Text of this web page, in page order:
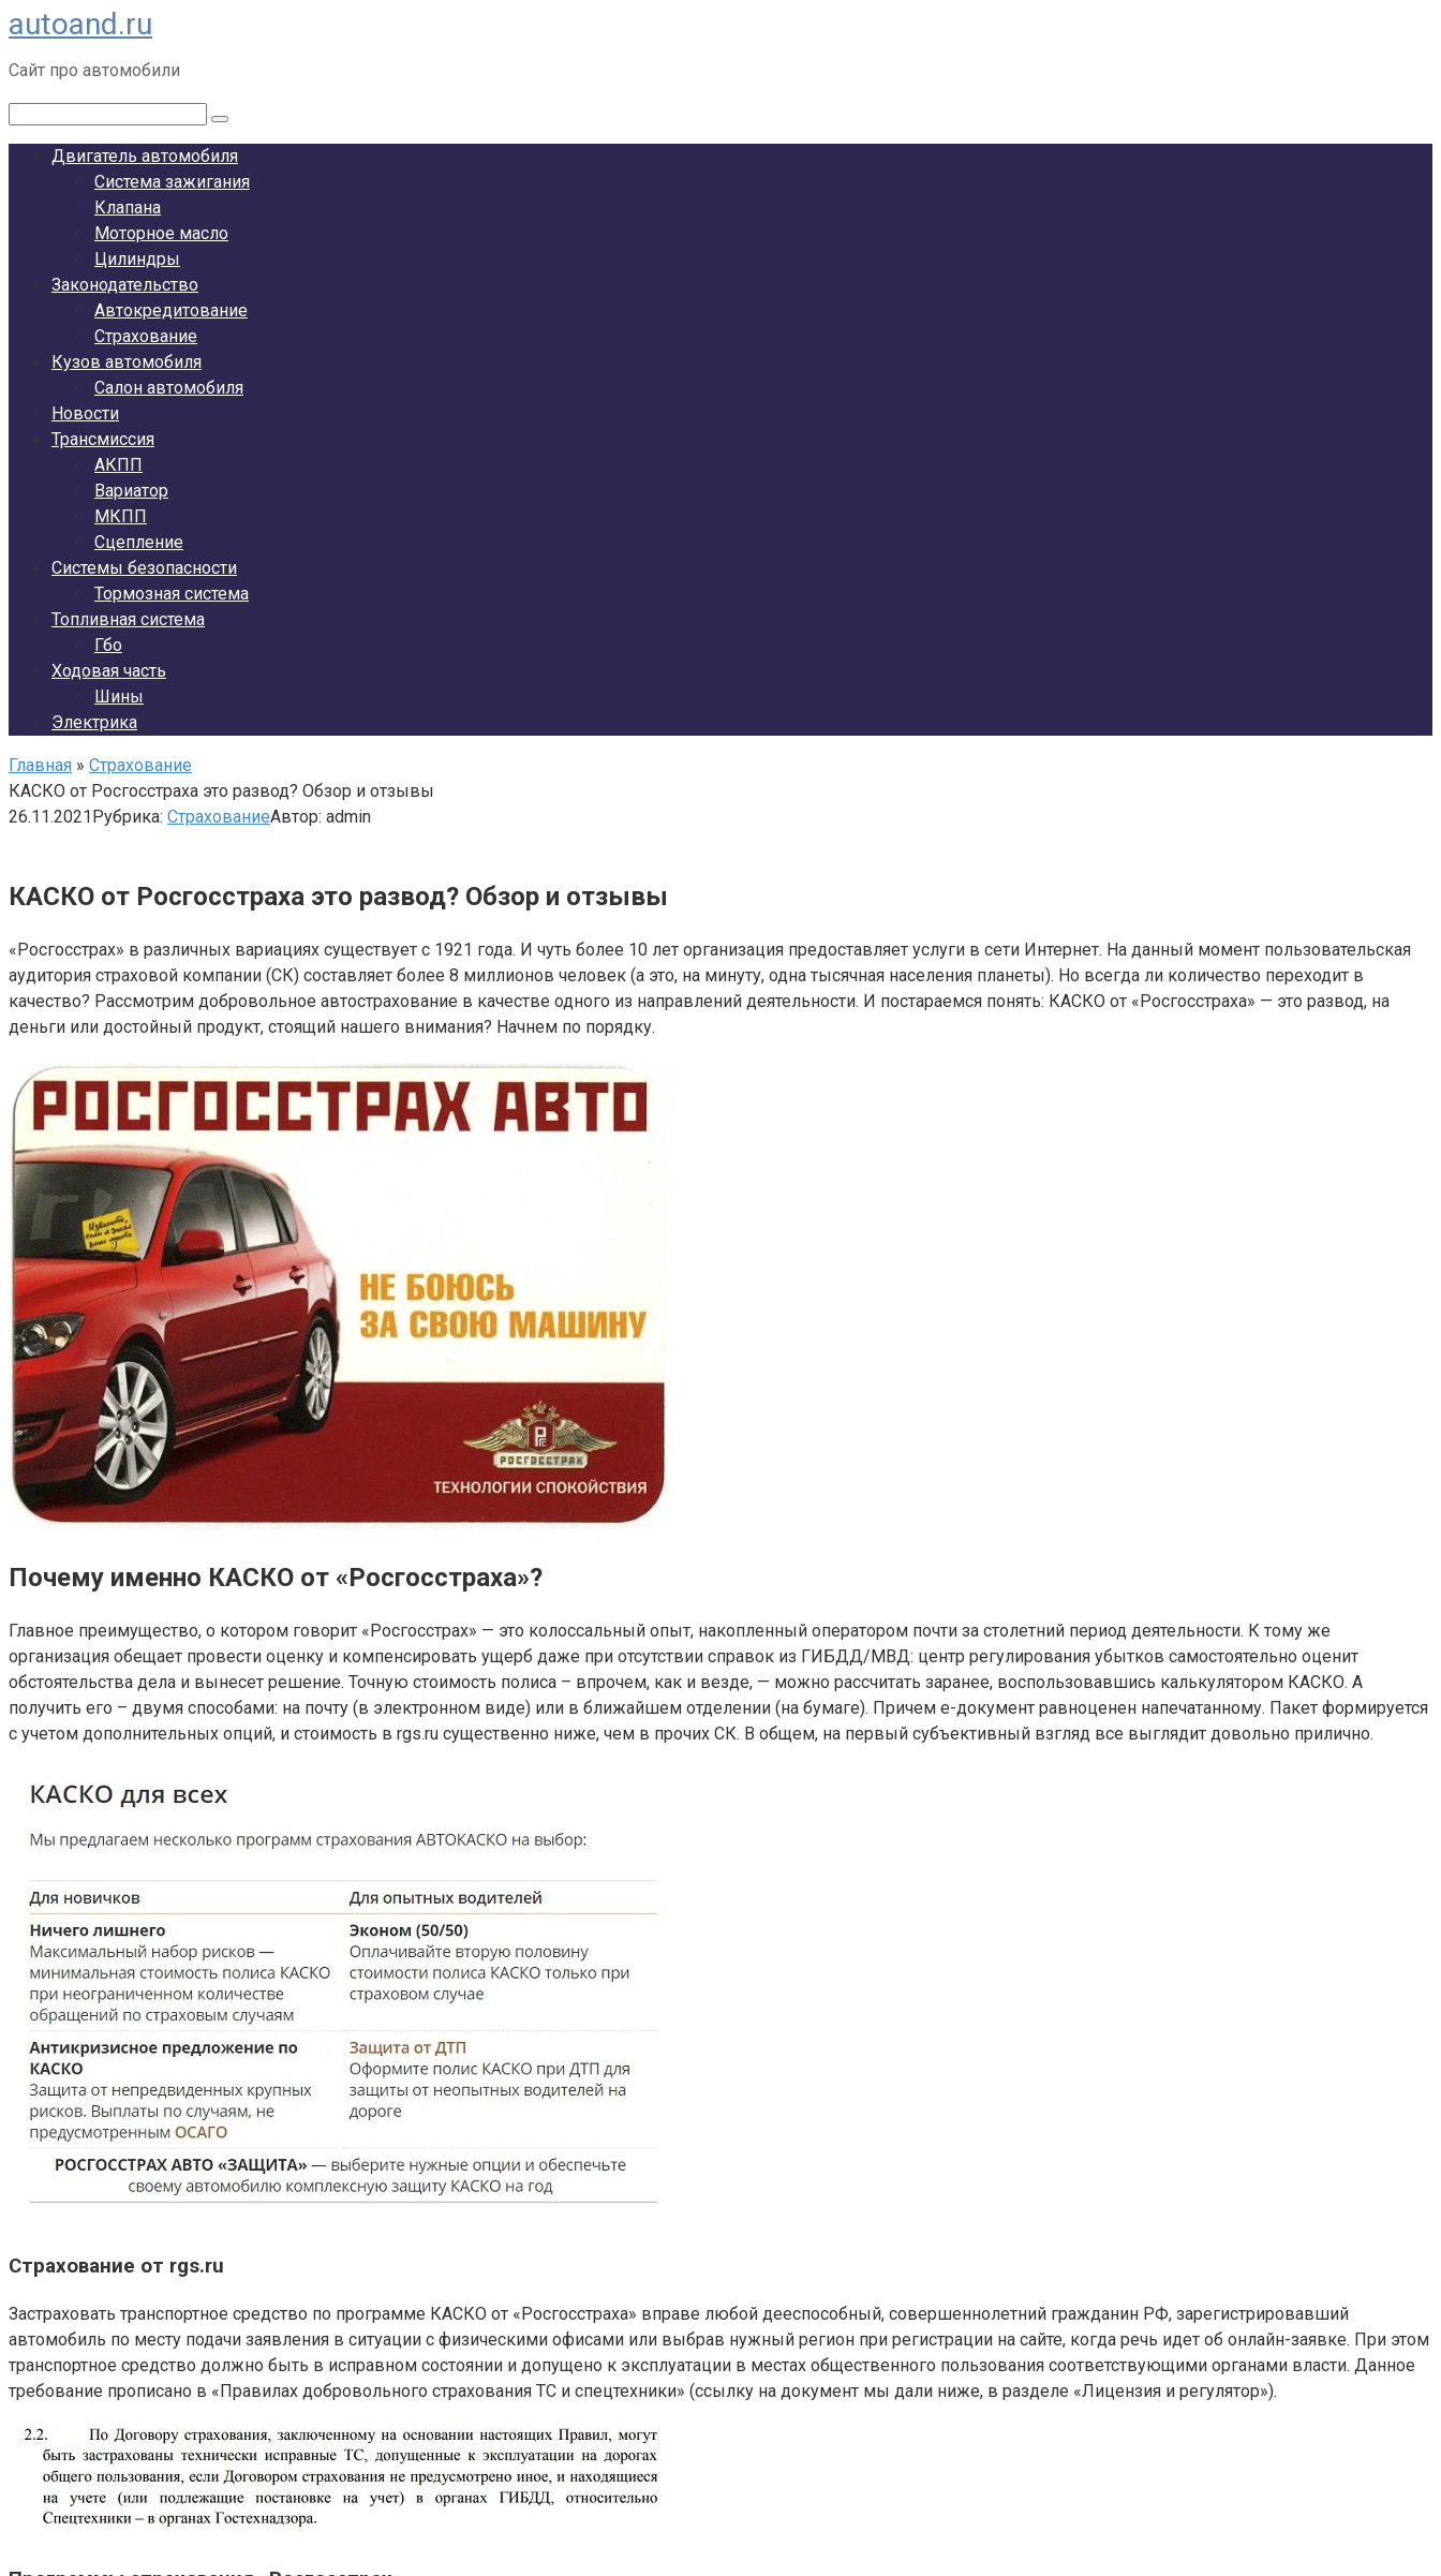
Перейти
к
контенту
autoand.ru
Сайт про автомобили
Двигатель автомобиля
Система зажигания
Клапана
Моторное масло
Цилиндры
Законодательство
Автокредитование
Страхование
Кузов автомобиля
Салон автомобиля
Новости
Трансмиссия
АКПП
Вариатор
МКПП
Сцепление
Системы безопасности
Тормозная система
Топливная система
Гбо
Ходовая часть
Шины
Электрика
Главная » Страхование
КАСКО от Росгосстраха это развод? Обзор и отзывы
26.11.2021Рубрика: СтрахованиеАвтор: admin
КАСКО от Росгосстраха это развод? Обзор и отзывы
«Росгосстрах» в различных вариациях существует с 1921 года. И чуть более 10 лет организация предоставляет услуги в сети Интернет. На данный момент пользовательская
аудитория страховой компании (СК) составляет более 8 миллионов человек (а это, на минуту, одна тысячная населения планеты). Но всегда ли количество переходит в
качество? Рассмотрим добровольное автострахование в качестве одного из направлений деятельности. И постараемся понять: КАСКО от «Росгосстраха» — это развод, на
деньги или достойный продукт, стоящий нашего внимания? Начнем по порядку.
Почему именно КАСКО от «Росгосстраха»?
Главное преимущество, о котором говорит «Росгосстрах» — это колоссальный опыт, накопленный оператором почти за столетний период деятельности. К тому же
организация обещает провести оценку и компенсировать ущерб даже при отсутствии справок из ГИБДД/МВД: центр регулирования убытков самостоятельно оценит
обстоятельства дела и вынесет решение. Точную стоимость полиса – впрочем, как и везде, — можно рассчитать заранее, воспользовавшись калькулятором КАСКО. А
получить его – двумя способами: на почту (в электронном виде) или в ближайшем отделении (на бумаге). Причем е-документ равноценен напечатанному. Пакет формируется
с учетом дополнительных опций, и стоимость в rgs.ru существенно ниже, чем в прочих СК. В общем, на первый субъективный взгляд все выглядит довольно прилично.
Страхование от rgs.ru
Застраховать транспортное средство по программе КАСКО от «Росгосстраха» вправе любой дееспособный, совершеннолетний гражданин РФ, зарегистрировавший
автомобиль по месту подачи заявления в ситуации с физическими офисами или выбрав нужный регион при регистрации на сайте, когда речь идет об онлайн-заявке. При этом
транспортное средство должно быть в исправном состоянии и допущено к эксплуатации в местах общественного пользования соответствующими органами власти. Данное
требование прописано в «Правилах добровольного страхования ТС и спецтехники» (ссылку на документ мы дали ниже, в разделе «Лицензия и регулятор»).